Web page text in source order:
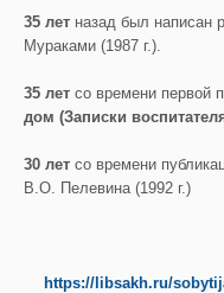
35 лет назад был написан
Мураками (1987 г.).
35 лет со времени первой
дом (Записки
30 лет со времени
В.О. Пелевина (1992 г.)
https://libsakh.ru/